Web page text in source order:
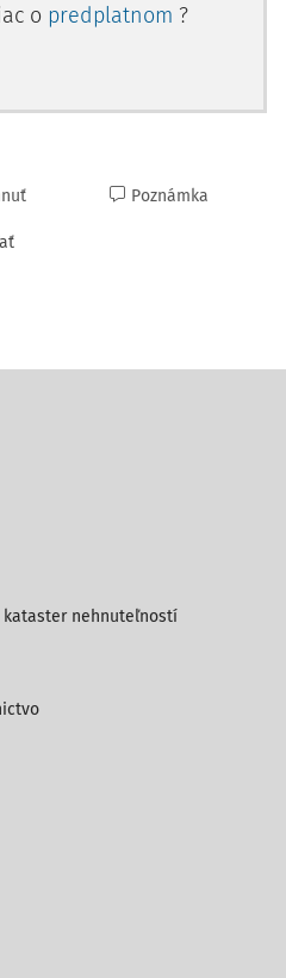
o predplatnom ?
Poznámka
kataster nehnuteľností